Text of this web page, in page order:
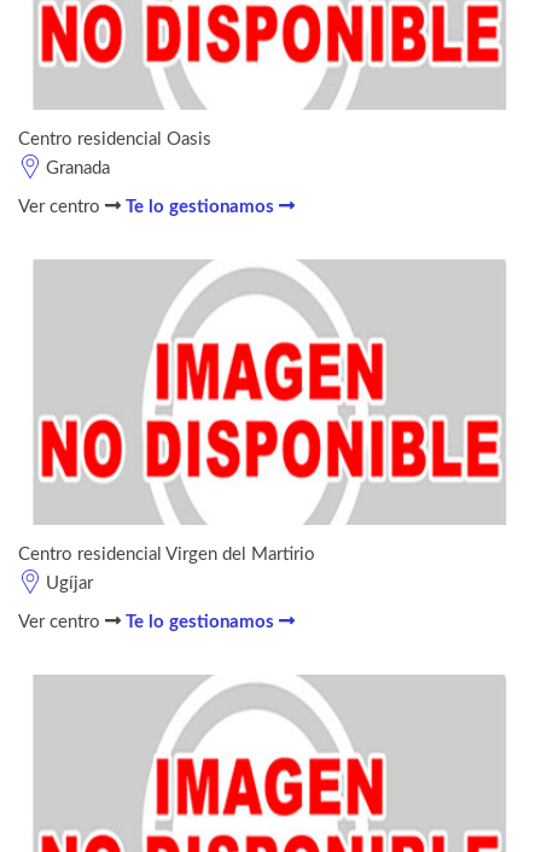
Centro residencial Oasis
Granada
Ver centro Te lo gestionamos
Centro residencial Virgen del Martirio
Ugíjar
Ver centro Te lo gestionamos